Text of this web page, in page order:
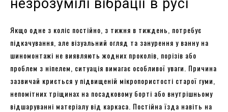
незрозумілі вібрації в русі
Якщо одне з коліс постійно, з тижня в тиждень, потребує
підкачування, але візуальний огляд та занурення у ванну на
шиномонтажі не виявляють жодних проколів, порізів або
проблем з ніпелем, ситуація вимагає особливої уваги. Причина
зазвичай криється у підвищеній мікропористості старої гуми,
непомітних тріщинах на посадковому борті або внутрішньому
відшаруванні матеріалу від каркаса. Постійна їзда навіть на